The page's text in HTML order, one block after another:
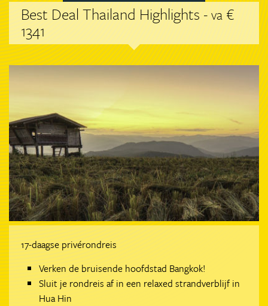
Best Deal Thailand Highlights -va €
1341
17-daagse privérondreis
Verken de bruisende hoofdstad Bangkok!
Sluit je rondreis af in een relaxed strandverblijf in
Hua Hin